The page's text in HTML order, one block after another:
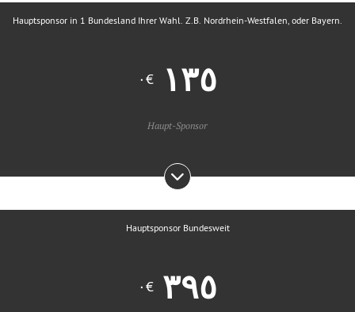
Hauptsponsor in 1 Bundesland Ihrer Wahl. Z.B. Nordrhein-Westfalen, oder Bayern.
€٠
Haupt-Sponsor
Hauptsponsor Bundesweit
€٠